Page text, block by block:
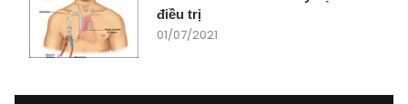
điều trị
01/07/2021